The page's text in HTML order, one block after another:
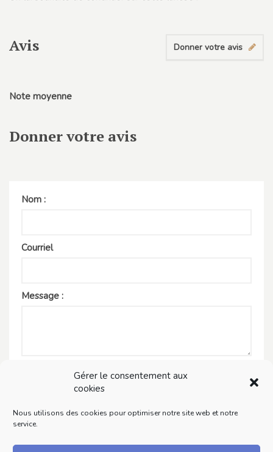
Gérer le consentement aux
cookies
Nous utilisons des cookies pour optimiser notre site web et notre
service.
Avis Donner votre avis
Note moyenne
Donner votre avis
Nom :
Courriel
Message :
Service